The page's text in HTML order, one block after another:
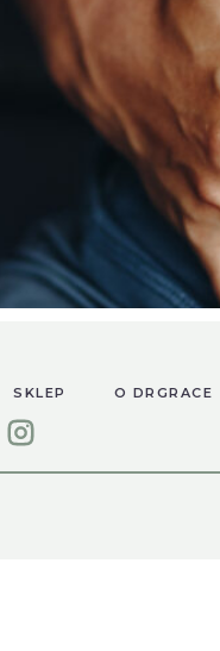
spotykano je
SKLEP O DRGRACE